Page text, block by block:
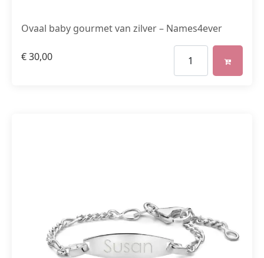
Ovaal baby gourmet van zilver – Names4ever
€30,00